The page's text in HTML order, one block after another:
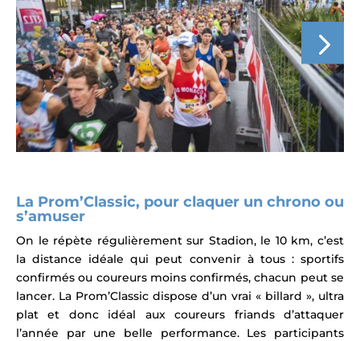
La Prom’Classic, pour claquer un chrono ou
s’amuser
On le répète régulièrement sur Stadion, le 10 km, c’est
la distance idéale qui peut convenir à tous : sportifs
confirmés ou coureurs moins confirmés, chacun peut se
lancer. La Prom’Classic dispose d’un vrai « billard », ultra
plat et donc idéal aux coureurs friands d’attaquer
l’année par une belle performance. Les participants